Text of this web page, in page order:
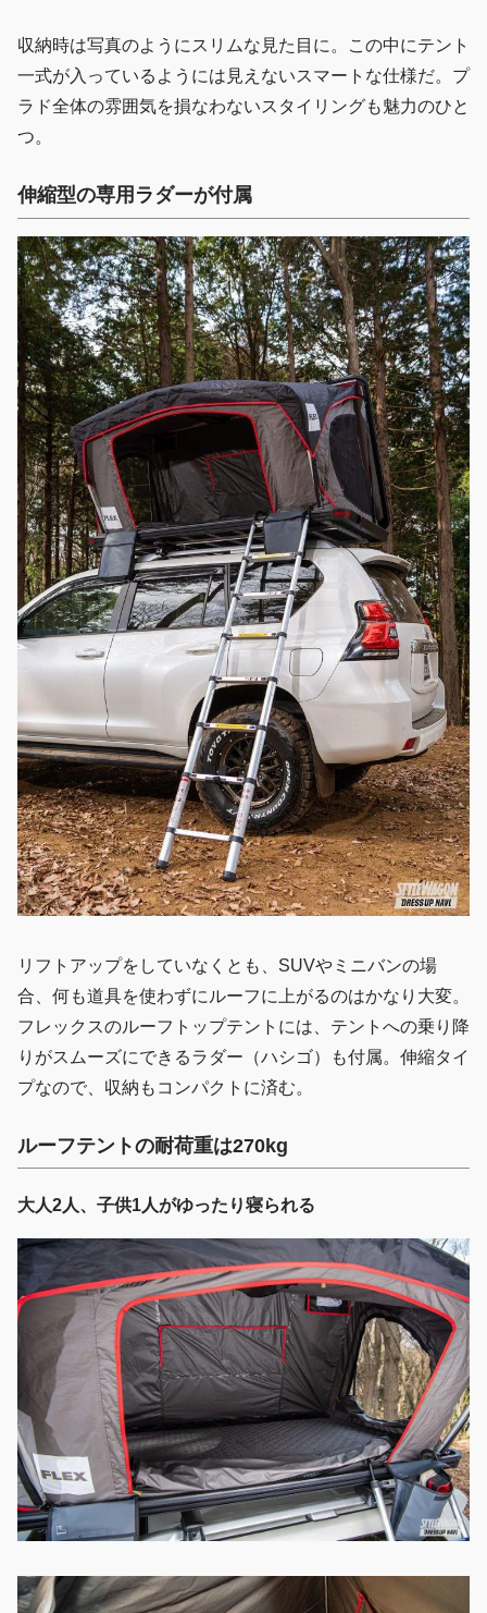
収納時は写真のようにスリムな見た目に。この中にテント
一式が入っているようには見えないスマートな仕様だ。プ
ラド全体の雰囲気を損なわないスタイリングも魅力のひと
つ。
伸縮型の専用ラダーが付属
リフトアップをしていなくとも、SUVやミニバンの場
合、何も道具を使わずにルーフに上がるのはかなり大変。
フレックスのルーフトップテントには、テントへの乗り降
りがスムーズにできるラダー（ハシゴ）も付属。伸縮タイ
プなので、収納もコンパクトに済む。
ルーフテントの耐荷重は270kg
大人2人、子供1人がゆったり寝られる